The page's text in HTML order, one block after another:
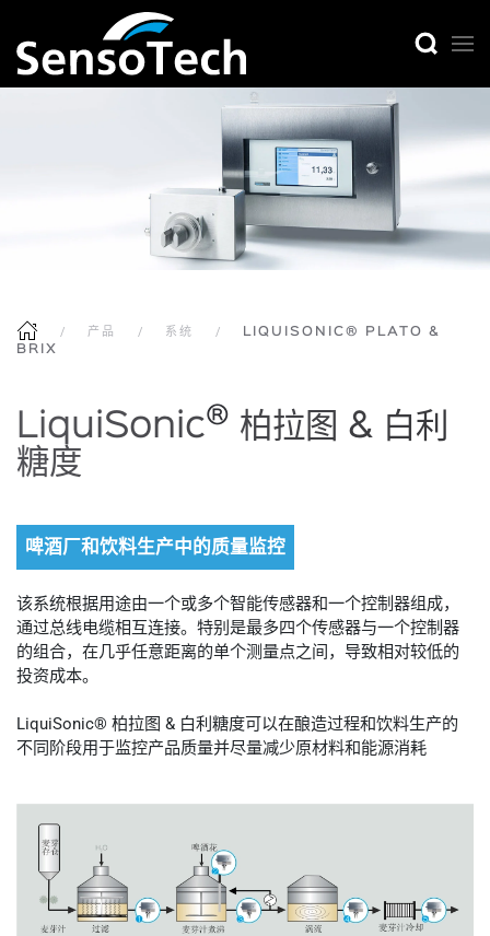
产品 系统
LIQUISONIC® PLATO &
BRIX
LiquiSonic® 柏拉图 & 白利
糖度
啤酒厂和饮料生产中的质量监控
该系统根据用途由一个或多个智能传感器和一个控制器组成，
通过总线电缆相互连接。特别是最多四个传感器与一个控制器
的组合，在几乎任意距离的单个测量点之间，导致相对较低的
投资成本。
LiquiSonic® 柏拉图 & 白利糖度可以在酿造过程和饮料生产的
不同阶段用于监控产品质量并尽量减少原材料和能源消耗